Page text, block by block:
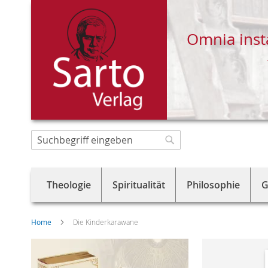
Direkt
zum
Omnia
Suche
Theologie Spiritualität Philosophie
Home Die Kinderkarawane